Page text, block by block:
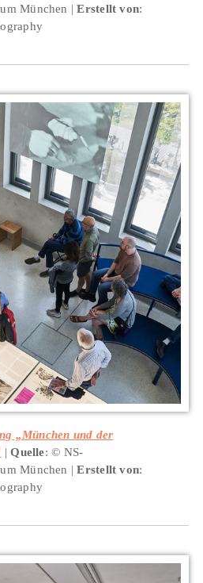
München
Erstellt von:
„München und der
Quelle: © NS-
München
Erstellt von: